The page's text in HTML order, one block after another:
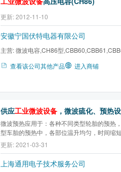
更新: 2012-11-10
安徽宁国伏特电器有限公司
主营:微波电容,CH86型
查看该公司其他产品
进入商铺
供应工业微波设备 ，微波硫化、预热设备
微波预热应用于：各种不同类型轮胎的预热
型车胎的预热中，各部位温升均匀，时间缩
提高，生产成本大大下降。微波硫化是一种
化工艺技术。与传统工艺相比，具有硫化时
制品清洁，硫化质量好，设备体积小，生产
更新: 2021-03-31
上海通用电子技术服务公司